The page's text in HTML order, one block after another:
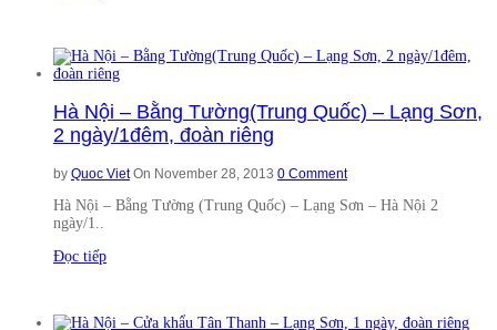
Hà Nội – Bằng Tường(Trung Quốc) – Lạng Sơn,
2 ngày/1đêm, đoàn riêng
by Quoc Viet On November 28, 2013 0 Comment
Hà Nội – Bằng Tường (Trung Quốc) – Lạng Sơn – Hà Nội 2
ngày/1..
Đọc tiếp